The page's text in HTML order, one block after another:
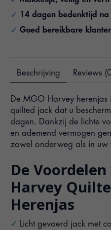
14 dagen bedenktijd
Goed bereikbare
Beschrijving Reviews
De MGO Harvey herenjas
quilted jack dat u
dagen. Dankzij de lichte
en ademend vermogen
zowel onderweg als in uw
De
Harvey
Herenjas
Licht gevoerd jack met